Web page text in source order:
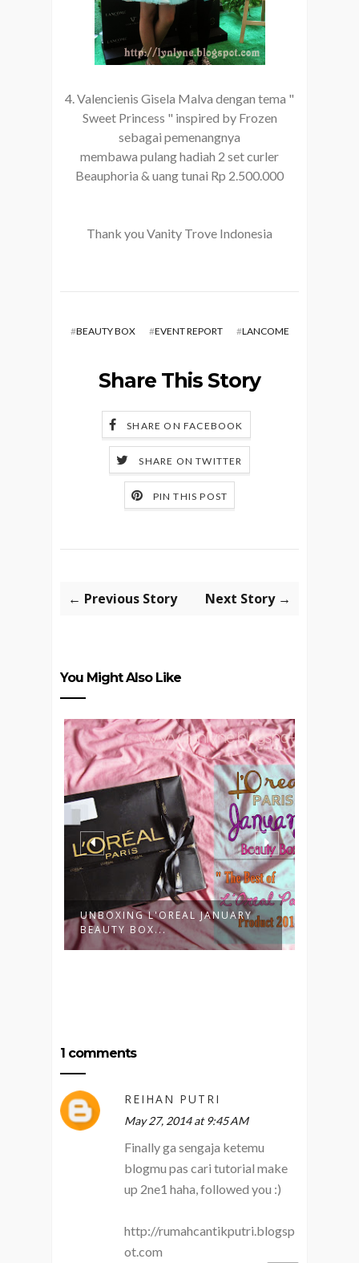
4. Valencienis Gisela Malva dengan tema "
Sweet Princess " inspired by Frozen
sebagai pemenangnya
membawa pulang hadiah 2 set curler
Beauphoria & uang tunai Rp 2.500.000
Thank you Vanity Trove Indonesia
#BEAUTY BOX #EVENT REPORT #LANCOME
Share This Story
SHARE ON FACEBOOK
SHARE ON TWITTER
PIN THIS POST
← Previous Story Next Story →
You Might Also Like
UNBOXING L'OREAL JANUARY
BEAUTY BOX...
1 comments
REIHAN PUTRI
May 27, 2014 at 9:45 AM
Finally ga sengaja ketemu
blogmu pas cari tutorial make
up 2ne1 haha, followed you :)
http://rumahcantikputri.blogsp
ot.com